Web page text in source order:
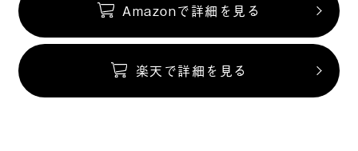
Amazonで詳細を見る
楽天で詳細を見る